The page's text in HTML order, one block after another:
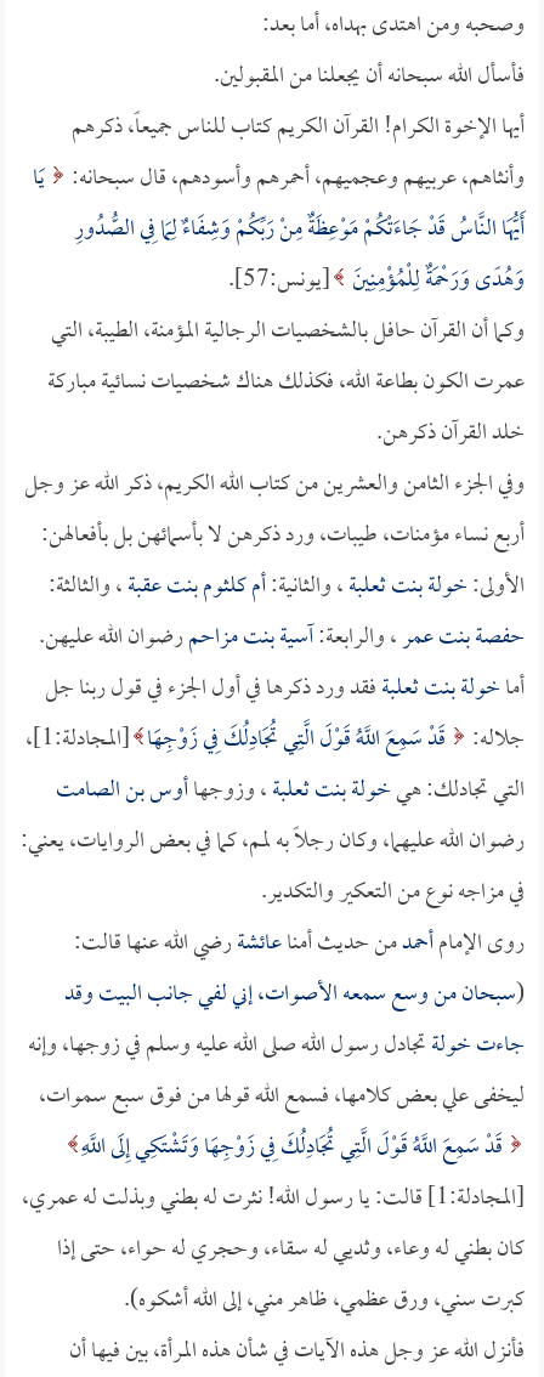
وصحبه ومن اهتدى بهداه، أما بعد:
فأسأل الله سبحانه أن يجعلنا من المقبولين.
أيها الإخوة الكرام! القرآن الكريم كتاب للناس جميعاً، ذكرهم
وأنثاهم، عربيهم وعجميهم، أحمرهم وأسودهم، قال سبحانه: يَا
أَيُّهَا النَّاسُ قَدْ جَاءَتْكُمْ مَوْعِظَةٌ مِنْ رَبِّكُمْ وَشِفَاءٌ لِمَا فِي الصُّدُورِ
وَهُدًى وَرَحْمَةٌ لِلْمُؤْمِنِينَ [يونس:57].
وكما أن القرآن حافل بالشخصيات الرجالية المؤمنة، الطيبة، التي
عمرت الكون بطاعة الله، فكذلك هناك شخصيات نسائية مباركة
خلد القرآن ذكرهن.
وفي الجزء الثامن والعشرين من كتاب الله الكريم، ذكر الله عز وجل
أربع نساء مؤمنات، طيبات، ورد ذكرهن لا بأسمائهن بل بأفعالهن:
الأولى:خولة بنت ثعلبة، والثانية:أم كلثوم بنت عقبة، والثالثة:
حفصة بنت عمر، والرابعة:آسية بنت مزاحمرضوان الله عليهن.
أماخولة بنت ثعلبةفقد ورد ذكرها في أول الجزء في قول ربنا جل
جلاله:
قَدْ سَمِعَ اللَّهُ قَوْلَ الَّتِي تُجَادِلُكَ فِي زَوْجِهَا
[المجادلة:1]،
التي تجادلك: هيخولة بنت ثعلبة، وزوجهاأوس بن الصامت
رضوان الله عليهما، وكان رجلاً به لمم، كما في بعض الروايات، يعني:
في مزاجه نوع من التعكير والتكدير.
روى الإمامأحمدمن حديث أمناعائشةرضي الله عنها قالت:
(سبحان من وسع سمعه الأصوات، إني لفي جانب البيت وقد
جاءتخولةتجادل رسول الله صلى الله عليه وسلم في زوجها، وإنه
ليخفى علي بعض كلامها، فسمع الله قولها من فوق سبع سموات،
قَدْ سَمِعَ اللَّهُ قَوْلَ الَّتِي تُجَادِلُكَ فِي زَوْجِهَا وَتَشْتَكِي إِلَى اللَّهِ
[المجادلة:1] قالت: يا رسول الله! نثرت له بطني وبذلت له عمري،
كان بطني له وعاء، وثديي له سقاء، وحجري له حواء، حتى إذا
كبرت سني، ورق عظمي، ظاهر مني، إلى الله أشكوه).
فأنزل الله عز وجل هذه الآيات في شأن هذه المرأة، بين فيها أن